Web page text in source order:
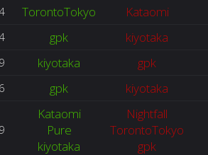
TorontoTokyo Kataomi
gpk kiyotaka
kiyotaka gpk
gpk kiyotaka
Kataomi
Pure
kiyotaka
Nightfall
TorontoTokyo
gpk